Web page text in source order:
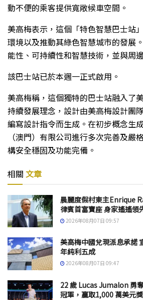
動不便的乘客提供寬敞候車空間。
美高梅表示，這個「特色智慧巴士站
環境以及推動其綠色智慧城市的發展
能性、可持續性和智慧技術，並與周
該巴士站已於本週一正式啟用。
美高梅稱，這個獨特的巴士站融入了
持續發展理念，設計由美高梅設計團
編寫設計指令而生成。在初步概念生
（澳門）有限公司進行多次完善及嚴
構安全穩固及功能完備。
相關 文章
晨麗度假村東主Enrique
律賓首富寶座 身家遙遙領
2026年08月07日 09:57
美高梅中國兌現派息承諾
年純利五成
2026年08月07日 09:47
22 歲 Lucas Jumalon 勇
冠軍，贏取1,000 萬美元